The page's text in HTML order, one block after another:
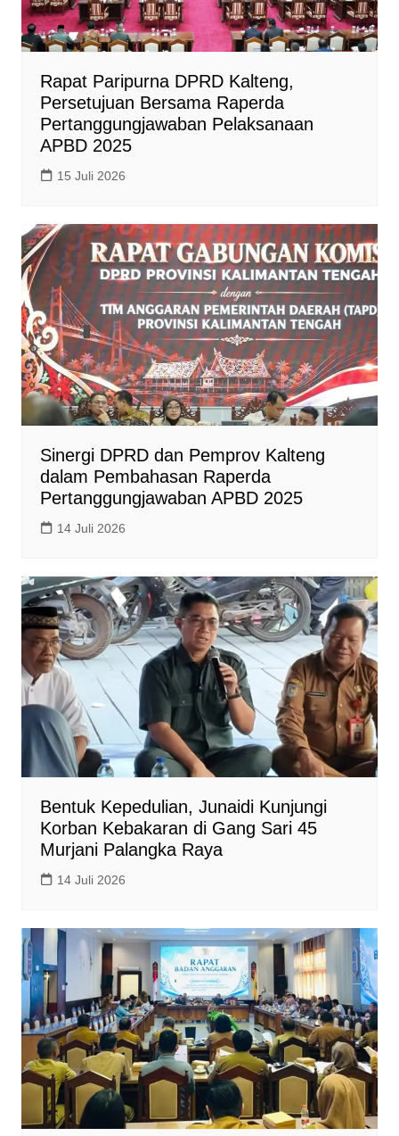
Rapat Paripurna DPRD Kalteng,
Persetujuan Bersama Raperda
Pertanggungjawaban Pelaksanaan
APBD 2025
15 Juli 2026
Sinergi DPRD dan Pemprov Kalteng
dalam Pembahasan Raperda
Pertanggungjawaban APBD 2025
14 Juli 2026
Bentuk Kepedulian, Junaidi Kunjungi
Korban Kebakaran di Gang Sari 45
Murjani Palangka Raya
14 Juli 2026